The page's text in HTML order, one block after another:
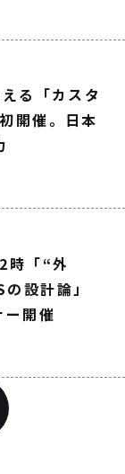
る「カスタ
開催。日本
時「“外
設計論」
開催